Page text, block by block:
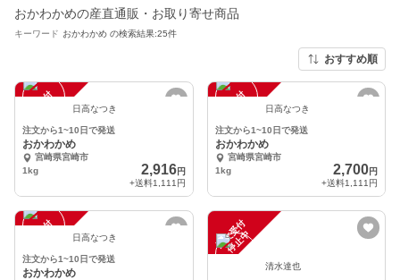
おかわかめの産直通販・お取り寄せ商品
キーワード おかわかめ の検索結果:25件
おすすめ順
注
文
受
付
停
止 日高なつき
注文から1~10日で発送
おかわかめ
宮崎県宮崎市
1kg
2,916円
+送料1,111円
注
文
受
付
停
止 日高なつき
注文から1~10日で発送
おかわかめ
宮崎県宮崎市
1kg
2,700円
+送料1,111円
注
文
受
付
停
止 日高なつき
注文から1~10日で発送
おかわかめ
注
文
受
付
停
止
中
清水達也